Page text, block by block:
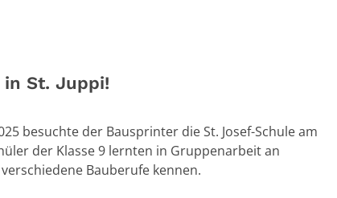
St. Juppi!
besuchte der Bausprinter die St. Josef-Schule am
der Klasse 9 lernten in Gruppenarbeit an
Bauberufe kennen.